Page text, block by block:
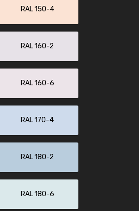
RAL 150-4
RAL 160-2
RAL 160-6
RAL 170-4
RAL 180-2
RAL 180-6